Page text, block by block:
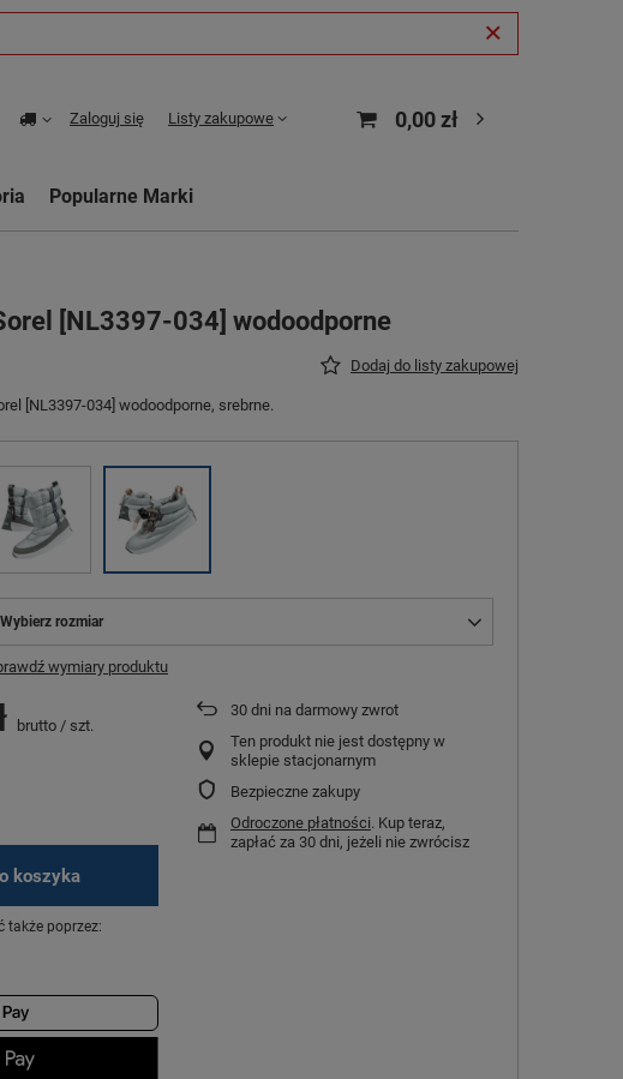
Zaloguj się Listy zakupowe 0,00 zł
Popularne Marki
[NL3397-034] wodoodporne
Dodaj do listy zakupowej
[NL3397-034] wodoodporne, srebrne.
Wybierz rozmiar
wymiary produktu
brutto / szt.
koszyka
także poprzez:
30 dni na darmowy zwrot
Ten produkt nie jest dostępny w
sklepie stacjonarnym
Bezpieczne zakupy
Odroczone płatności. Kup teraz,
zapłać za 30 dni, jeżeli nie zwrócisz